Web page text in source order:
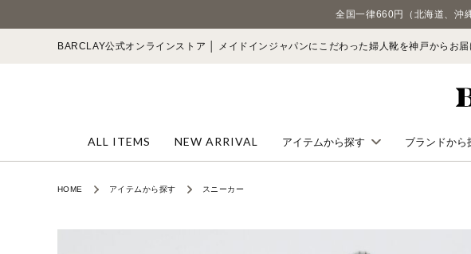
全国一律660円（北海道、
BARCLAY公式オンラインストア │ メイドインジャパンにこだわった婦人靴を神戸からお
ALL ITEMS NEW ARRIVAL アイテムから探す
カジュアルシューズ
ブランドから
VITA
HOME アイテムから探す スニーカー